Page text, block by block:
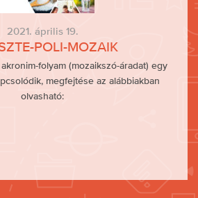
2021. április 19.
POLI-MOZAIK
folyam (mozaikszó-áradat) egy
megfejtése az alábbiakban
olvasható: